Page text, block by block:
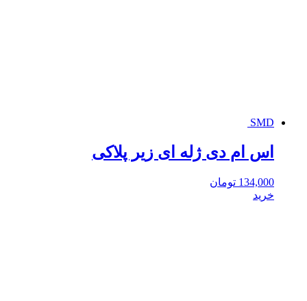
SMD
اس ام دی ژله ای زیر پلاکی
134,000 تومان
خرید